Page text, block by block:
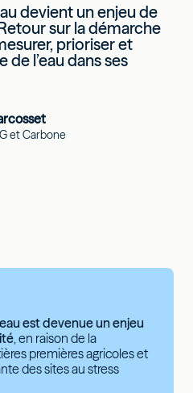
devient un enjeu de
sur la démarche
prioriser et
de l’eau dans ses
et Carbone
est devenue un enjeu
, en raison de la
premières agricoles et
des sites au stress